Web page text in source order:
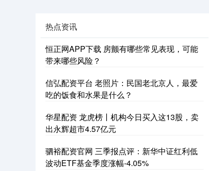
热点资讯
恒正网APP下载 房颤有哪些常见表现，可能
带来哪些风险？
信弘配资平台 老照片：民国老北京人，最爱
吃的饭食和水果是什么？
华星配资 龙虎榜丨机构今日买入这13股，卖
出永辉超市4.57亿元
驷裕配资官网 三季报点评：新华中证红利低
波动ETF基金季度涨幅-4.05%